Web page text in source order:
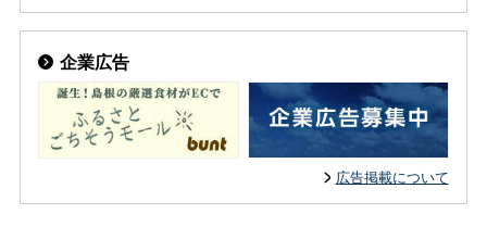
企業広告
広告掲載について